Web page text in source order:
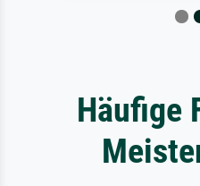
Häufige